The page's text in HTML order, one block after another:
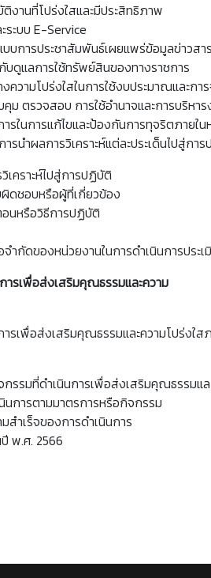
นที่โปร่งใสและมีประสิทธิภาพ
บบ E-Service
ารประชาสัมพันธ์เผยแพร่ข้อมูลข่าวสา
ลการใช้ทรัพย์สินของทางราชการ
มโปร่งใสในการใช้งบประมาณและกา
รวจสอบ การใช้อำนาจและการบริหาร
การแก้ไขและป้องกันการทุจริตภายใน
รนำผลการวิเคราะห์แต่ละประเด็นไปสู่ก
ราะห์ไปสู่การปฏิบัติ
อบหรือผู้ที่เกี่ยวข้อง
รือวิธีการปฏิบัติ
จำกัดของหน่วยงานในการดำเนินการปร
ารเพื่อส่งเสริมคุณธรรมและความ
รเพื่อส่งเสริมคุณธรรมและความโปร่งใ
ที่ดำเนินการเพื่อส่งเสริมคุณธรรมและ
รตามมาตรการหรือกิจกรรม
ร็จของการดำเนินการ
พ.ศ. 2566